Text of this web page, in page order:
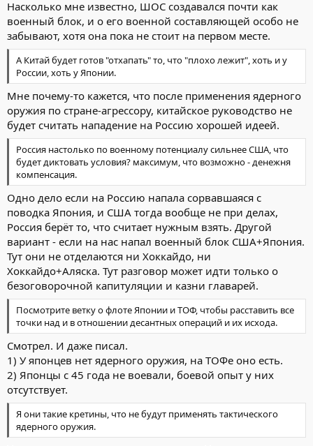
Насколько мне известно, ШОС создавался почти как
военный блок, и о его военной составляющей особо не
забывают, хотя она пока не стоит на первом месте.
А Китай будет готов "отхапать" то, что "плохо лежит", хоть и у
России, хоть у Японии.
Мне почему-то кажется, что после применения ядерного
оружия по стране-агрессору, китайское руководство не
будет считать нападение на Россию хорошей идеей.
Россия настолько по военному потенциалу сильнее США, что
будет диктовать условия? максимум, что возможно - денежня
компенсация.
Одно дело если на Россию напала сорвавшаяся с
поводка Япония, и США тогда вообще не при делах,
Россия берёт то, что считает нужным взять. Другой
вариант - если на нас напал военный блок США+Япония.
Тут они не отделаются ни Хоккайдо, ни
Хоккайдо+Аляска. Тут разговор может идти только о
безоговорочной капитуляции и казни главарей.
Посмотрите ветку о флоте Японии и ТОФ, чтобы расставить все
точки над и в отношении десантных операций и их исхода.
Смотрел. И даже писал.
1) У японцев нет ядерного оружия, на ТОФе оно есть.
2) Японцы с 45 года не воевали, боевой опыт у них
отсутствует.
Я они такие кретины, что не будут применять тактического
ядерного оружия.